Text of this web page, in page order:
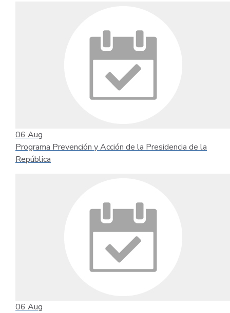
06 Aug
Programa Prevención y Acción de la Presidencia de la
República
06 Aug